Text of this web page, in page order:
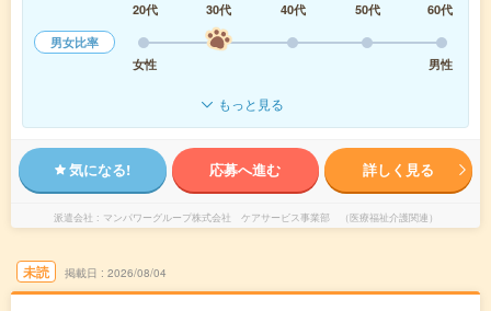
20代
30代 40代 50代
60代
男女比率
女性
男性
もっと見る
気になる! 応募へ進む 詳しく見る
派遣会社 マンパワーグループ株式会社 ケアサービス事業部 （医療福祉介護関連）
未読 掲載日 2026/08/04